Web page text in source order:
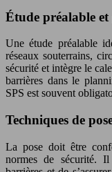
Étude préalable
Une étude préalable
réseaux souterrains,
sécurité et intègre le
barrières dans le
SPS est souvent
Techniques de
La pose doit être
normes de sécurité.